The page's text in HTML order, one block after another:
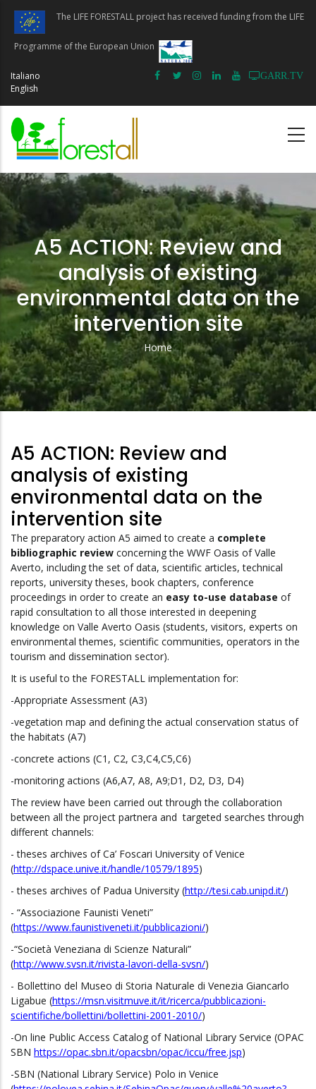
Skip
main
content
The LIFE FORESTALL project has received funding from the LIFE
Programme of the European Union
GARR.TV
Italiano
English
A5 ACTION: Review and
analysis of existing
environmental data on the
intervention site
Breadcrumb
Home
A5 ACTION: Review and
analysis of existing
environmental data on the
intervention site
The preparatory action A5 aimed to create a complete
bibliographic review concerning the WWF Oasis of Valle
Averto, including the set of data, scientific articles, technical
reports, university theses, book chapters, conference
proceedings in order to create an easy to-use database of
rapid consultation to all those interested in deepening
knowledge on Valle Averto Oasis (students, visitors, experts on
environmental themes, scientific communities, operators in the
tourism and dissemination sector).
It is useful to the FORESTALL implementation for:
-Appropriate Assessment (A3)
-vegetation map and defining the actual conservation status of
the habitats (A7)
-concrete actions (C1, C2, C3,C4,C5,C6)
-monitoring actions (A6,A7, A8, A9;D1, D2, D3, D4)
The review have been carried out through the collaboration
between all the project partnera and targeted searches through
different channels:
- theses archives of Ca’ Foscari University of Venice
(http://dspace.unive.it/handle/10579/1895)
- theses archives of Padua University (http://tesi.cab.unipd.it/)
- “Associazione Faunisti Veneti”
(https://www.faunistiveneti.it/pubblicazioni/)
-“Società Veneziana di Scienze Naturali”
(http://www.svsn.it/rivista-lavori-della-svsn/)
- Bollettino del Museo di Storia Naturale di Venezia Giancarlo
Ligabue (https://msn.visitmuve.it/it/ricerca/pubblicazioni-
scientifiche/bollettini/bollettini-2001-2010/)
-On line Public Access Catalog of National Library Service (OPAC
SBN https://opac.sbn.it/opacsbn/opac/iccu/free.jsp)
-SBN (National Library Service) Polo in Venice